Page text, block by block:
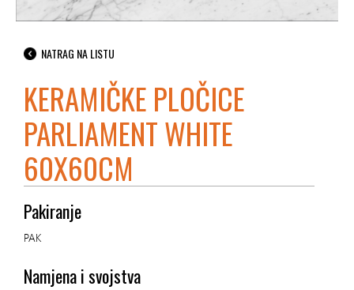
NATRAG NA LISTU
KERAMIČKE PLOČICE
PARLIAMENT WHITE
60X60CM
Pakiranje
PAK
Namjena i svojstva